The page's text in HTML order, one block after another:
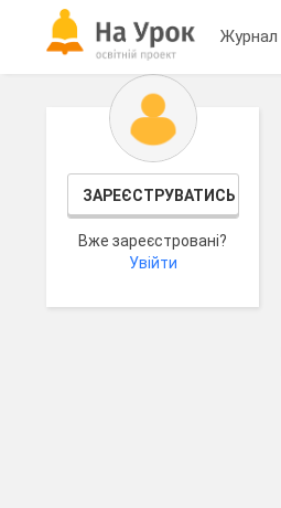
Журнал
ЗАРЕЄСТРУВАТИСЬ
Вже зареєстровані?
Увійти